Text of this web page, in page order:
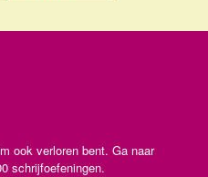
ook verloren bent. Ga naar
schrijfoefeningen.